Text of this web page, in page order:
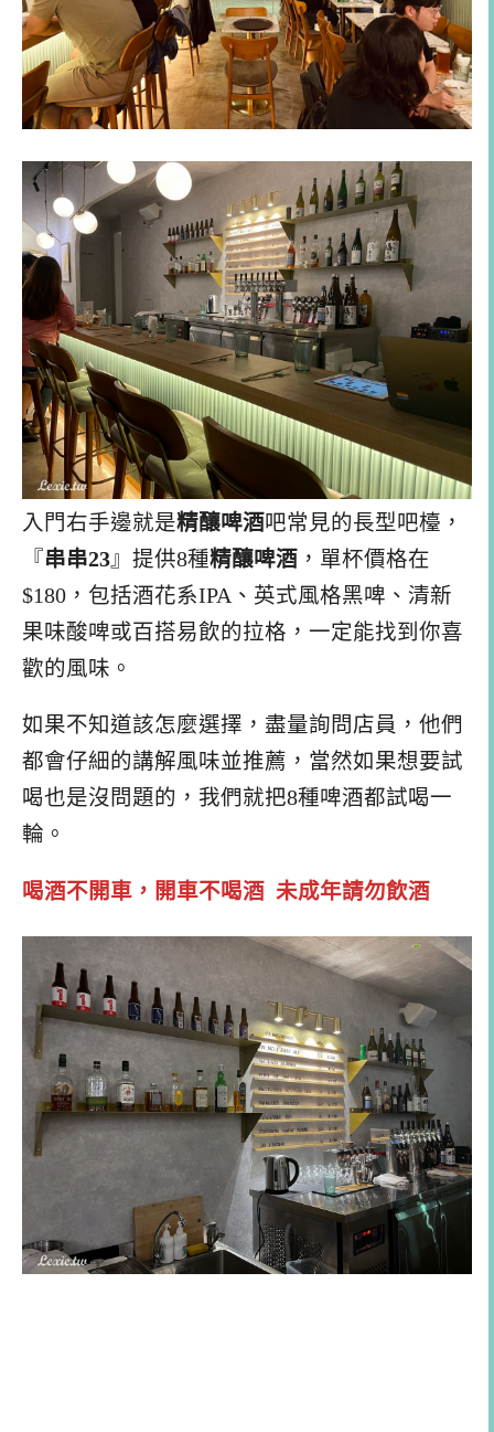
入門右手邊就是精釀啤酒吧常見的長型吧檯，
『串串23』提供8種精釀啤酒 ，單杯價格在
$180，包括酒花系IPA、英式風格黑啤、清新
果味酸啤或百搭易飲的拉格，一定能找到你喜
歡的風味。
如果不知道該怎麼選擇，盡量詢問店員，他們
都會仔細的講解風味並推薦，當然如果想要試
喝也是沒問題的，我們就把8種啤酒都試喝一
輪。
喝酒不開車，開車不喝酒 未成年請勿飲酒